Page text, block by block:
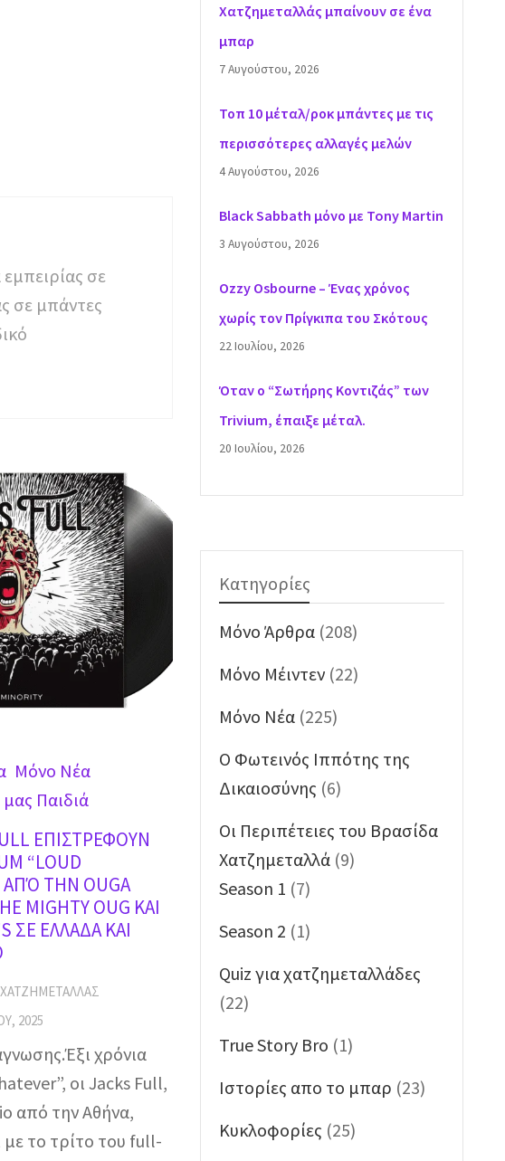
σε
σε μπάντες
Mόνο Νέα
Παιδιά
ΕΠΙΣΤΡΕΦΟΥΝ
“LOUD
ΑΠΌ ΤΗΝ OUGA
MIGHTY OUG ΚΑΙ
ΣΕ ΕΛΛΑΔΑ ΚΑΙ
2025
χρόνια
οι Jacks Full,
από την Αθήνα,
με το τρίτο του full-
Χατζημεταλλάς μπαίνουν σε ένα
μπαρ
7 Αυγούστου, 2026
Τοπ 10 μέταλ/ροκ μπάντες με τις
περισσότερες αλλαγές μελών
4 Αυγούστου, 2026
Black Sabbath μόνο με Tony Martin
3 Αυγούστου, 2026
Ozzy Osbourne – Ένας χρόνος
χωρίς τον Πρίγκιπα του Σκότους
22 Ιουλίου, 2026
Όταν ο “Σωτήρης Κοντιζάς” των
Trivium, έπαιξε μέταλ.
20 Ιουλίου, 2026
Κατηγορίες
Mόνο Άρθρα (208)
Mόνο Μέιντεν (22)
Mόνο Νέα (225)
O Φωτεινός Ιππότης της
Δικαιοσύνης (6)
Oι Περιπέτειες του Βρασίδα
Χατζημεταλλά (9)
Season 1 (7)
Season 2 (1)
Quiz για χατζημεταλλάδες
(22)
True Story Bro (1)
Ιστορίες απο το μπαρ (23)
Κυκλοφορίες (25)